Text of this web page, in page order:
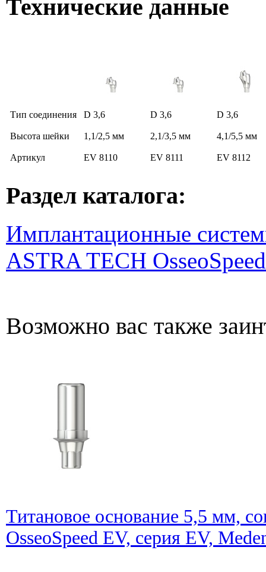
Технические данные
Тип соединения D 3,6 D 3,6 D 3,6
Высота шейки 1,1/2,5 мм 2,1/3,5 мм 4,1/5,5 мм
Артикул EV 8110 EV 8111 EV 8112
Раздел каталога:
Имплантационные
ASTRA TECH
Возможно вас также
Титановое основание 5,5 мм,
OsseoSpeed EV, серия EV,